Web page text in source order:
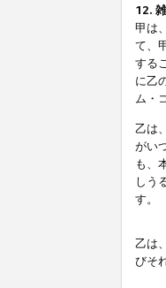
12.
甲は
て、
する
に乙
ム・
乙は
がい
も、
しう
す。
乙は
びそ